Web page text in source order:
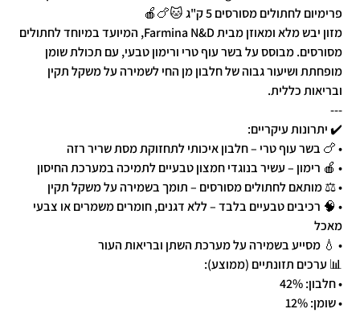
פרימיום לחתולים מסורסים 5 ק"ג 🐱🍗🍎
מזון יבש מלא ומאוזן מבית Farmina N&D, המיועד במיוחד לחתולים
מסורסים. מבוסס על בשר עוף טרי ורימון טבעי, עם תכולת שומן
מופחתת ושיעור גבוה של חלבון מן החי לשמירה על משקל תקין
ובריאות כללית.
---
✔️ יתרונות עיקריים:
• 🍗 בשר עוף טרי – חלבון איכותי לתחזוקת מסת שריר רזה
• 🍎 רימון – עשיר בנוגדי חמצון טבעיים לתמיכה במערכת החיסון
• ⚖️ מותאם לחתולים מסורסים – תומך בשמירה על משקל תקין
• 🧠 רכיבים טבעיים בלבד – ללא דגנים, חומרים משמרים או צבעי
מאכל
• 💧 מסייע בשמירה על מערכת השתן ובריאות העור
📊 ערכים תזונתיים (ממוצע):
• חלבון: 42%
• שומן: 12%